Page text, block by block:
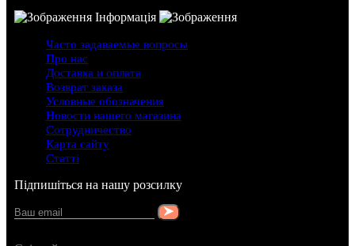
Інформація
Часто задаваемые вопросы
Про нас
Доставка и оплата
Возврат заказа
Условные обозначения
Новости нашего магазина
Сотрудничество
Карта сайту
Статті
Підпишіться на нашу розсилку